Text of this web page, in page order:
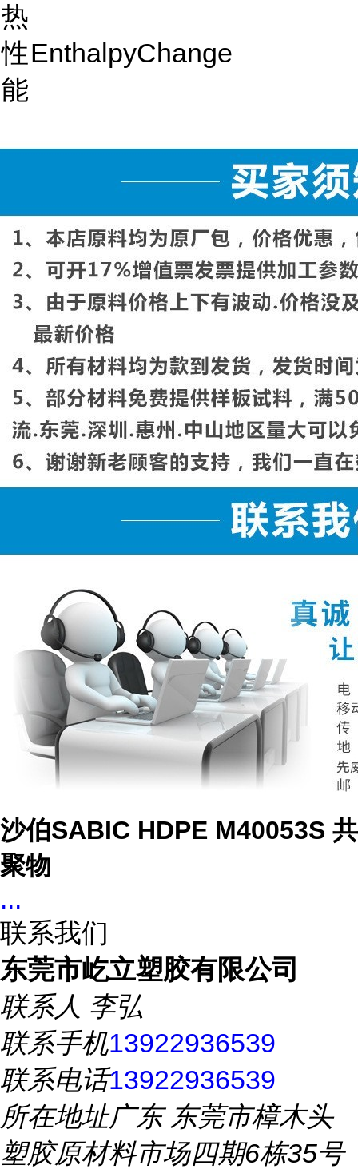
热
性
能
EnthalpyChange
沙伯SABIC HDPE M40053S 共
聚物
...
联系我们
东莞市屹立塑胶有限公司
联系人 李弘
联系手机13922936539
联系电话13922936539
所在地址广东 东莞市樟木头
塑胶原材料市场四期6栋35号